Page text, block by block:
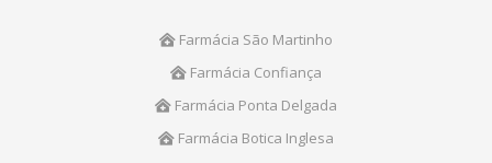
Farmácia São Martinho
Farmácia Confiança
Farmácia Ponta Delgada
Farmácia Botica Inglesa